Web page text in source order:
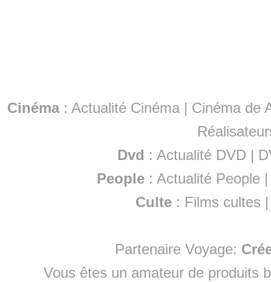
Cinéma: Actualité Cinéma | Cinéma de
Dvd : Actualité DVD |
People :Actualité People
Culte : Films cultes
Partenaire Voyage:
Vous êtes un amateur de produits